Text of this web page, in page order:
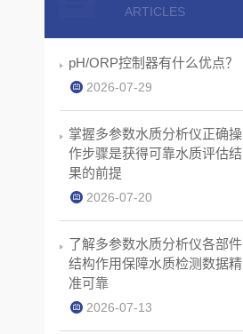
ARTICLES
pH/ORP控制器有什么优点？
2026-07-29
掌握多参数水质分析仪正确操
作步骤是获得可靠水质评估结
果的前提
2026-07-20
了解多参数水质分析仪各部件
结构作用保障水质检测数据精
准可靠
2026-07-13